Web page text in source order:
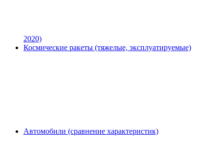
2020)
Космические ракеты (тяжелые, эксплуатируемые)
Автомобили (сравнение характеристик)